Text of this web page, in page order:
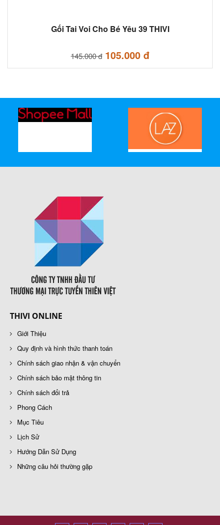
Gối Tai Voi Cho Bé Yêu 39 THIVI
145.000 đ105.000 đ
THIVI ONLINE
Giới Thiệu
Quy định và hình thức thanh toán
Chính sách giao nhận & vận chuyển
Chính sách bảo mật thông tin
Chính sách đổi trả
Phong Cách
Mục Tiêu
Lịch Sử
Hướng Dẫn Sử Dụng
Những câu hỏi thường gặp